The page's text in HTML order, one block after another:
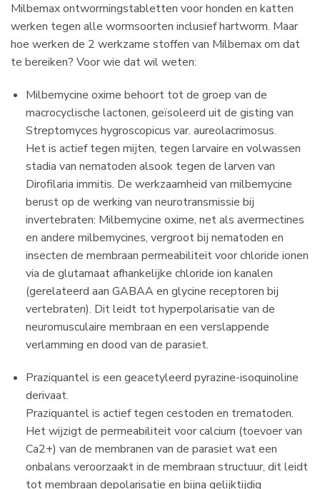
Milbemax ontwormingstabletten voor honden en katten
werken tegen alle wormsoorten inclusief hartworm. Maar
hoe werken de 2 werkzame stoffen van Milbemax om dat
te bereiken? Voor wie dat wil weten:
Milbemycine oxime behoort tot de groep van de
macrocyclische lactonen, geïsoleerd uit de gisting van
Streptomyces hygroscopicus var. aureolacrimosus.
Het is actief tegen mijten, tegen larvaire en volwassen
stadia van nematoden alsook tegen de larven van
Dirofilaria immitis. De werkzaamheid van milbemycine
berust op de werking van neurotransmissie bij
invertebraten: Milbemycine oxime, net als avermectines
en andere milbemycines, vergroot bij nematoden en
insecten de membraan permeabiliteit voor chloride ionen
via de glutamaat afhankelijke chloride ion kanalen
(gerelateerd aan GABAA en glycine receptoren bij
vertebraten). Dit leidt tot hyperpolarisatie van de
neuromusculaire membraan en een verslappende
verlamming en dood van de parasiet.
Praziquantel is een geacetyleerd pyrazine-isoquinoline
derivaat.
Praziquantel is actief tegen cestoden en trematoden.
Het wijzigt de permeabiliteit voor calcium (toevoer van
Ca2+) van de membranen van de parasiet wat een
onbalans veroorzaakt in de membraan structuur, dit leidt
tot membraan depolarisatie en bijna gelijktijdig